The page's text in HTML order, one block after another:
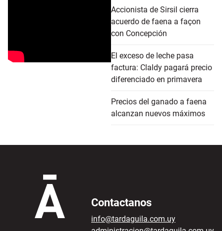
Accionista de Sirsil cierra
acuerdo de faena a façon
con Concepción
El exceso de leche pasa
factura: Claldy pagará precio
diferenciado en primavera
Precios del ganado a faena
alcanzan nuevos máximos
Contactanos
info@tardaguila.com.uy